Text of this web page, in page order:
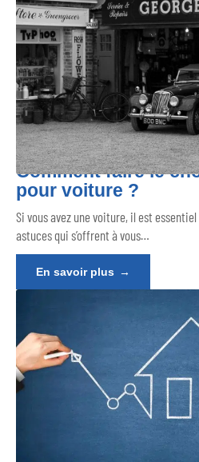
Comment faire le
pour voiture ?
Si vous avez une voiture, il est essentiel
astuces qui s’offrent à vous…
En savoir plus